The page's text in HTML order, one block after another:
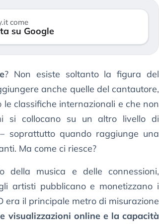
come
su Google
? Non esiste soltanto la figura del
anche quelle del cantautore,
classifiche internazionali e che non
si collocano su un altro livello di
soprattutto quando raggiunge una
Ma come ci riesce?
della musica e delle connessioni,
artisti pubblicano e monetizzano i
era il principale metro di misurazione
visualizzazioni online e la capacità
Kospi, mentre gli investitori retail (…)
30 luglio 2026